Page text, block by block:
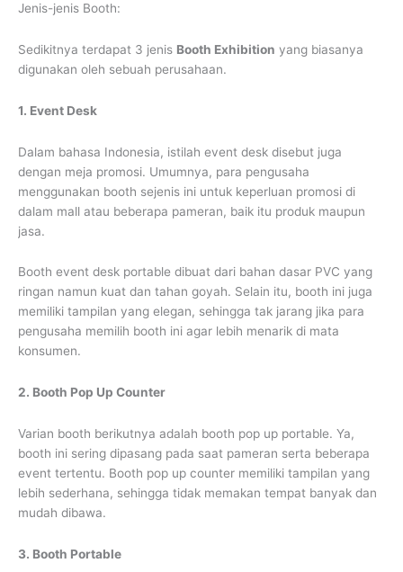
Jenis-jenis Booth:
Sedikitnya terdapat 3 jenis Booth Exhibition yang biasanya
digunakan oleh sebuah perusahaan.
1. Event Desk
Dalam bahasa Indonesia, istilah event desk disebut juga
dengan meja promosi. Umumnya, para pengusaha
menggunakan booth sejenis ini untuk keperluan promosi di
dalam mall atau beberapa pameran, baik itu produk maupun
jasa.
Booth event desk portable dibuat dari bahan dasar PVC yang
ringan namun kuat dan tahan goyah. Selain itu, booth ini juga
memiliki tampilan yang elegan, sehingga tak jarang jika para
pengusaha memilih booth ini agar lebih menarik di mata
konsumen.
2. Booth Pop Up Counter
Varian booth berikutnya adalah booth pop up portable. Ya,
booth ini sering dipasang pada saat pameran serta beberapa
event tertentu. Booth pop up counter memiliki tampilan yang
lebih sederhana, sehingga tidak memakan tempat banyak dan
mudah dibawa.
3. Booth Portable